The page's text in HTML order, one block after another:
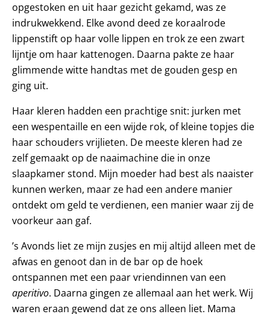
opgestoken en uit haar gezicht gekamd, was ze
indrukwekkend. Elke avond deed ze koraalrode
lippenstift op haar volle lippen en trok ze een zwart
lijntje om haar kattenogen. Daarna pakte ze haar
glimmende witte handtas met de gouden gesp en
ging uit.
Haar kleren hadden een prachtige snit: jurken met
een wespentaille en een wijde rok, of kleine topjes die
haar schouders vrijlieten. De meeste kleren had ze
zelf gemaakt op de naaimachine die in onze
slaapkamer stond. Mijn moeder had best als naaister
kunnen werken, maar ze had een andere manier
ontdekt om geld te verdienen, een manier waar zij de
voorkeur aan gaf.
’s Avonds liet ze mijn zusjes en mij altijd alleen met de
afwas en genoot dan in de bar op de hoek
ontspannen met een paar vriendinnen van een
aperitivo. Daarna gingen ze allemaal aan het werk. Wij
waren eraan gewend dat ze ons alleen liet. Mama